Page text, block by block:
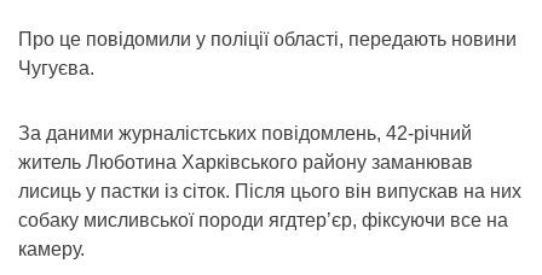
Про це повідомили у поліції області, передають новини
Чугуєва.
За даними журналістських повідомлень, 42-річний
житель Люботина Харківського району заманював
лисиць у пастки із сіток. Після цього він випускав на них
собаку мисливської породи ягдтер’єр, фіксуючи все на
камеру.